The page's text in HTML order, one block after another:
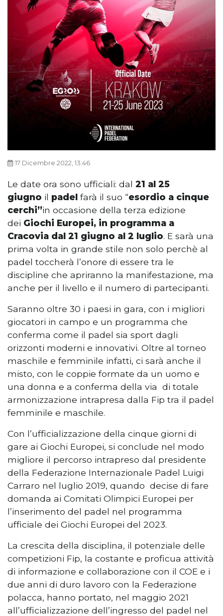
17 Dicembre 2022, 13:46
Le date ora sono ufficiali: dal 21 al 25
giugno il padel farà il suo “esordio a cinque
cerchi”in occasione della terza edizione
dei Giochi Europei, in programma a
Cracovia dal 21 giugno al 2 luglio. E sarà una
prima volta in grande stile non solo perchè al
padel toccherà l’onore di essere tra le
discipline che apriranno la manifestazione, ma
anche per il livello e il numero di partecipanti.
Saranno oltre 30 i paesi in gara, con i migliori
giocatori in campo e un programma che
conferma come il padel sia sport dagli
orizzonti moderni e innovativi. Oltre al torneo
maschile e femminile infatti, ci sarà anche il
misto, con le coppie formate da un uomo e
una donna e a conferma della via di totale
armonizzazione intrapresa dalla Fip tra il padel
femminile e maschile.
Con l’ufficializzazione della cinque giorni di
gare ai Giochi Europei, si conclude nel modo
migliore il percorso intrapreso dal presidente
della Federazione Internazionale Padel Luigi
Carraro nel luglio 2019, quando decise di fare
domanda ai Comitati Olimpici Europei per
l’inserimento del padel nel programma
ufficiale dei Giochi Europei del 2023.
La crescita della disciplina, il potenziale delle
competizioni Fip, la costante e proficua attività
di informazione e collaborazione con il COE e i
due anni di duro lavoro con la Federazione
polacca, hanno portato, nel maggio 2021
all’ufficializzazione dell’ingresso del padel nel